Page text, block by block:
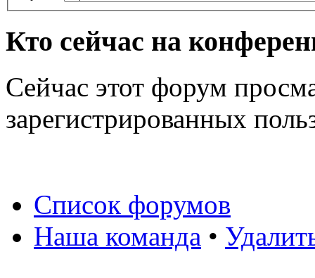
Кто сейчас на
Сейчас этот форум
зарегистрированных
Список форумов
Наша команда •